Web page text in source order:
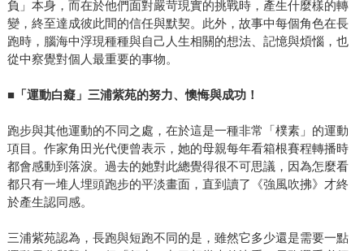
負」本身，而在於他們面對嚴苛現實的挑戰時，產生什麼樣的轉
變，終至達成彼此間的信任與默契。此外，故事中每個角色在長
跑時，腦海中浮現種種與自己人生相關的想法、記憶與煩惱，也
從中察覺對個人最重要的事物。
■「運動白癡」三浦紫苑的努力、懊悔與成功！
跑步與其他運動的不同之處，在於這是一種非常「樸素」的運動
項目。作家角田光代便曾表示，她的母親每年看箱根賽程轉播時
都會感動到落淚。過去的她對此總覺得很不可思議，因為怎麼看
都只有一堆人埋頭跑步的平淡畫面，直到讀了《強風吹拂》才終
於產生認同感。
三浦紫苑認為，長跑與短跑不同的是，雖然它多少還是需要一點